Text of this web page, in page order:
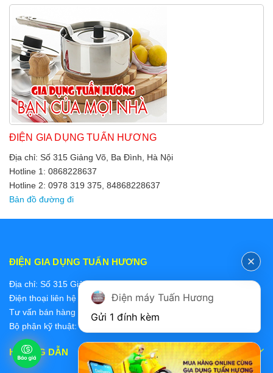
ĐIỆN GIA DỤNG TUẤN HƯƠNG
Địa chỉ: Số 315 Giảng Võ, Ba Đình, Hà Nội
Hotline 1: 0868228637
Hotline 2: 0978 319 375, 84868228637
Bản đồ đường đi
ĐIỆN GIA DỤNG TUẤN HƯƠNG
Địa chỉ: Số 315 Giảng Võ, Ba Đình, Hà Nội
Điện thoại liên hệ các bộ phận:
Tư vấn bán hàng 2: 0868228637
Bộ phận kỹ thuật: 0978 319 375
HƯỚNG DẪN
Điện máy Tuấn Hương
Gửi 1 đính kèm